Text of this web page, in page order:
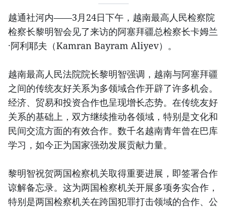
越通社河内——3月24日下午，越南最高人民检察院
检察长黎明智会见了来访的阿塞拜疆总检察长卡姆兰
·阿利耶夫（Kamran Bayram Aliyev）。
越南最高人民法院院长黎明智强调，越南与阿塞拜疆
之间的传统友好关系为多领域合作开辟了许多机会。
经济、贸易和投资合作也呈现增长态势。在传统友好
关系的基础上，双方继续推动各领域，特别是文化和
民间交流方面的有效合作。数千名越南青年曾在巴库
学习，如今正为国家强劲发展贡献力量。
黎明智祝贺两国检察机关取得重要进展，即签署合作
谅解备忘录。这为两国检察机关开展多项务实合作，
特别是两国检察机关在跨国犯罪打击领域的合作、公